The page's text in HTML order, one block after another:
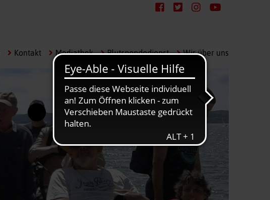
Kontakt Mediathek Blutspendedienst Wir über uns